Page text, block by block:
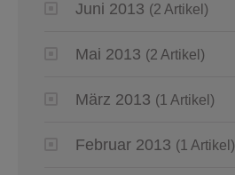
Juni 2013 (2 Artikel)
Mai 2013 (2 Artikel)
März 2013 (1 Artikel)
Februar 2013 (1 Artikel)